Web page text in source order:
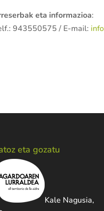
eta informazioa:
943550575 / E-mail:
eta gozatu
Kale Nagusia,